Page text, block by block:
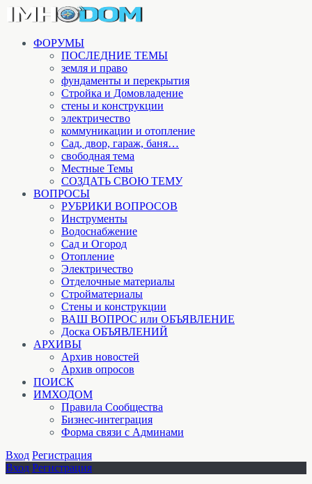
ФОРУМЫ
ПОСЛЕДНИЕ ТЕМЫ
земля и право
фундаменты и перекрытия
Стройка и Домовладение
стены и конструкции
электричество
коммуникации и отопление
Cад, двор, гараж, баня…
свободная тема
Местные Темы
СОЗДАТЬ СВОЮ ТЕМУ
ВОПРОСЫ
РУБРИКИ ВОПРОСОВ
Инструменты
Водоснабжение
Сад и Огород
Отопление
Электричество
Отделочные материалы
Стройматериалы
Стены и конструкции
ВАШ ВОПРОС или ОБЪЯВЛЕНИЕ
Доска ОБЪЯВЛЕНИЙ
АРХИВЫ
Архив новостей
Архив опросов
ПОИСК
ИМХОДОМ
Правила Сообщества
Бизнес-интеграция
Форма связи с Админами
Вход Регистрация
Вход Регистрация